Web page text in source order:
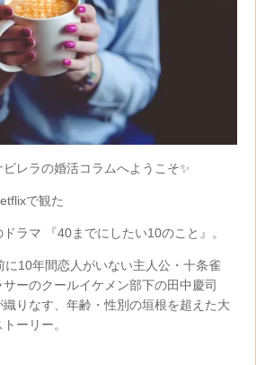
レラの婚活コラムへようこそ✨
で観た
ドラマ 『40までにしたい10のこと』。
に10年間恋人がいない主人公・十条雀
サーのクールイケメン部下の田中慶司
織りなす、年齢・性別の垣根を超えた大
ーリー。